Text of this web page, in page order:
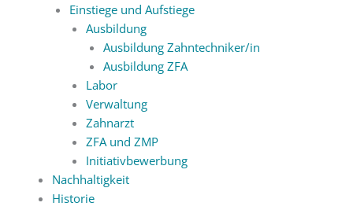
Einstiege und Aufstiege
Ausbildung
Ausbildung Zahntechniker/in
Ausbildung ZFA
Labor
Verwaltung
Zahnarzt
ZFA und ZMP
Initiativbewerbung
Nachhaltigkeit
Historie